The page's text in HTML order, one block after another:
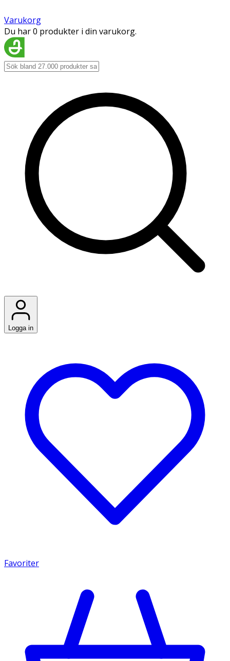
Varukorg
Du har 0 produkter i din varukorg.
Logga in
Favoriter